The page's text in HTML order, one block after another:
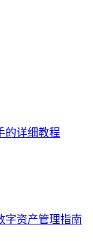
的详细教程
字资产管理指南